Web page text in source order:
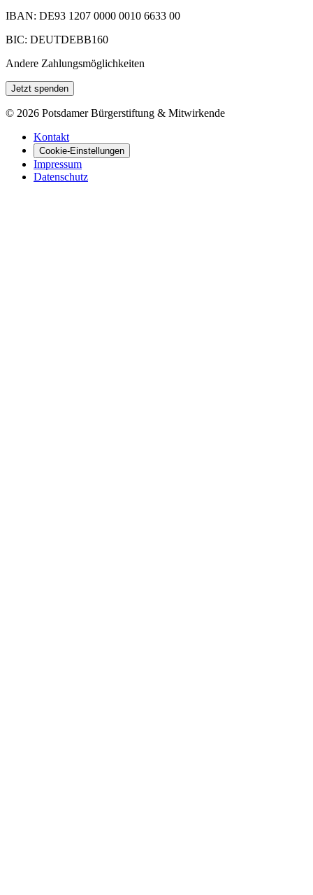
IBAN: DE93 1207 0000 0010 6633 00
BIC: DEUTDEBB160
Andere Zahlungsmöglichkeiten
Jetzt spenden
© 2026 Potsdamer Bürgerstiftung & Mitwirkende
Kontakt
Cookie-Einstellungen
Impressum
Datenschutz